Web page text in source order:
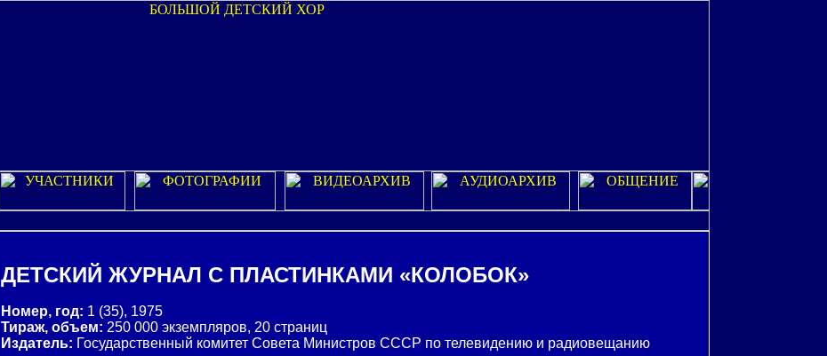
ДЕТСКИЙ ЖУРНАЛ С ПЛАСТИНКАМИ «КОЛОБОК»
Номер, год: 1 (35), 1975
Тираж, объем: 250 000 экземпляров, 20 страниц
Издатель: Государственный комитет Совета Министров СССР по телевидению и радиовещанию